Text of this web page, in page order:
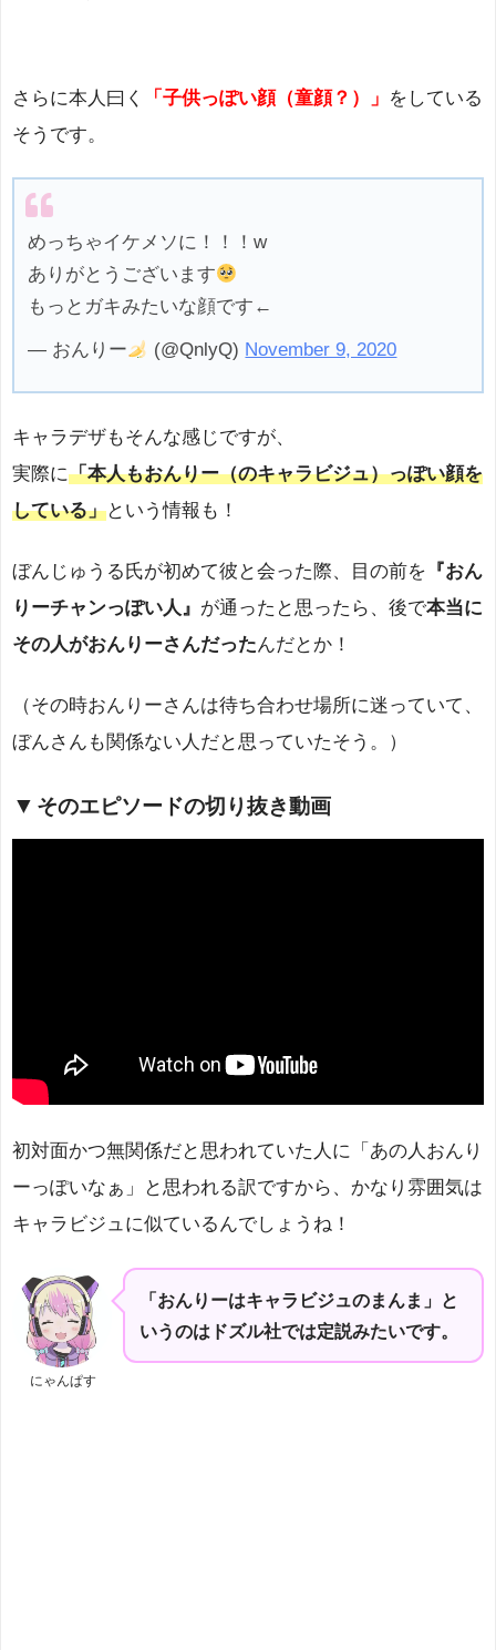
さらに本人曰く 「子供っぽい顔（童顔？）」 をしている
そうです。
めっちゃイケメソに！！！w
ありがとうございます
もっとガキみたいな顔です←
— おんりー (@QnlyQ) November 9, 2020
キャラデザもそんな感じですが、
実際に「本人もおんりー（のキャラビジュ）っぽい顔を
している」という情報も！
ぼんじゅうる氏が初めて彼と会った際、目の前を 『おん
りーチャンっぽい人』 が通ったと思ったら、後で本当に
その人がおんりーさんだったんだとか！
（その時おんりーさんは待ち合わせ場所に迷っていて、
ぼんさんも関係ない人だと思っていたそう。）
そのエピソードの切り抜き動画
初対面かつ無関係だと思われていた人に「あの人おんり
ーっぽいなぁ」と思われる訳ですから、かなり雰囲気は
キャラビジュに似ているんでしょうね！
にゃんぱす
「おんりーはキャラビジュのまんま」と
いうのはドズル社では定説みたいです。